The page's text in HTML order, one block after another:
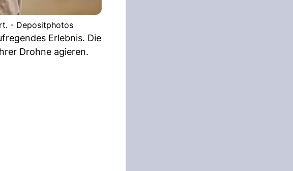
- Depositphotos
Erlebnis. Die
Drohne agieren.